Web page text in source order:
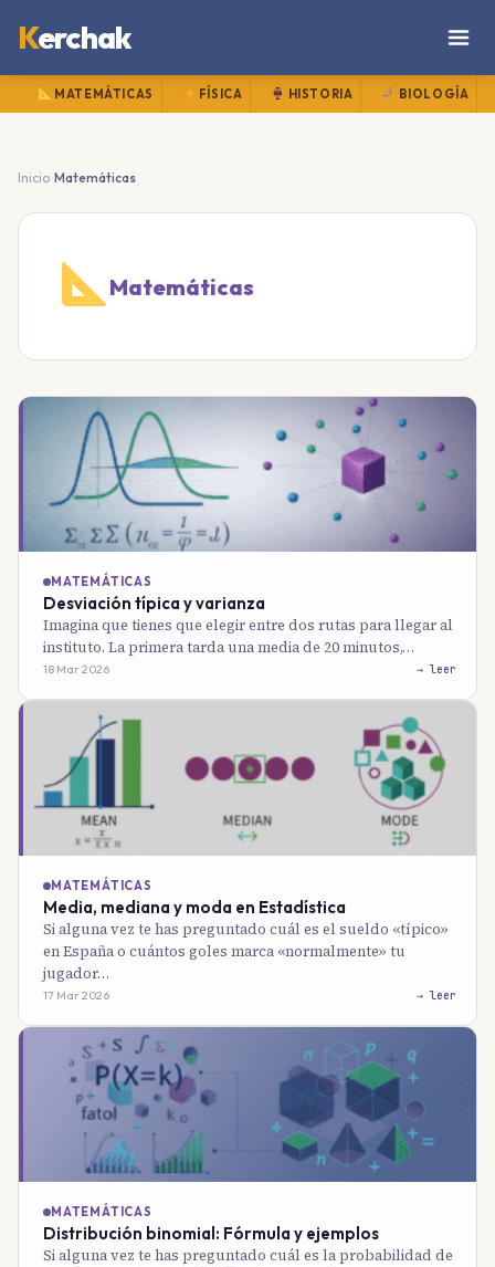
Kerchak
MATEMÁTICAS FÍSICA HISTORIA BIOLOGÍA
Inicio›Matemáticas
Matemáticas
MATEMÁTICAS
Desviación típica y varianza
Imagina que tienes que elegir entre dos rutas para llegar al
instituto. La primera tarda una media de 20 minutos,…
18 Mar 2026 → leer
MATEMÁTICAS
Media, mediana y moda en Estadística
Si alguna vez te has preguntado cuál es el sueldo «típico»
en España o cuántos goles marca «normalmente» tu
jugador…
17 Mar 2026 → leer
MATEMÁTICAS
Distribución binomial: Fórmula y ejemplos
Si alguna vez te has preguntado cuál es la probabilidad de